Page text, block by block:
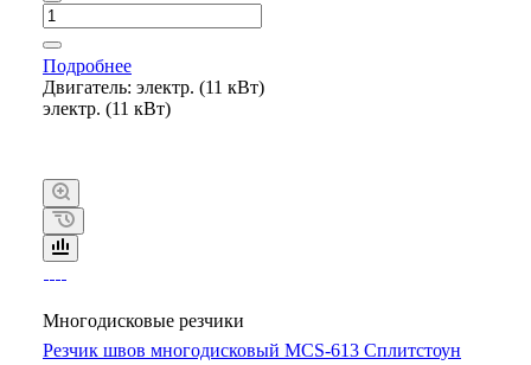
Подробнее
Двигатель: электр. (11 кВт)
электр. (11 кВт)
Многодисковые резчики
Резчик швов многодисковый MCS-613 Сплитстоун